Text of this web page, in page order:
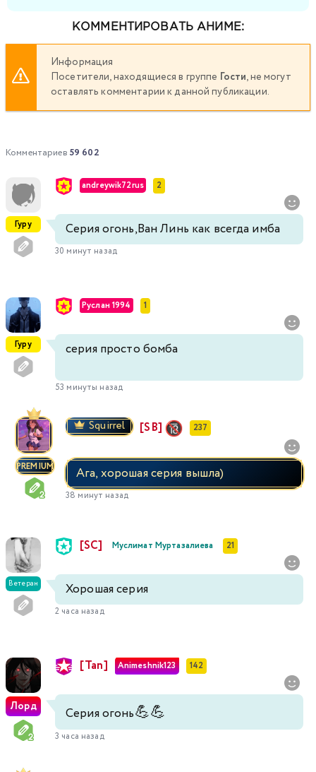
КОММЕНТИРОВАТЬ АНИМЕ:
Информация
Посетители, находящиеся в группе Гости, не могут
оставлять комментарии к данной публикации.
Комментариев 59 602
Гуру
andreywik72rus 2
Серия огонь,Ван Линь как всегда имба
30 минут назад
Гуру
Руслан 1994 1
серия просто бомба
53 минуты назад
PREMIUM
Squirrel [SB] 237
Ага, хорошая серия вышла)
38 минут назад
Ветеран
[SC] Муслимат Муртазалиева 21
Хорошая серия
2 часа назад
Лорд
[Tan] Animeshnik123 142
Серия огонь💪💪
3 часа назад